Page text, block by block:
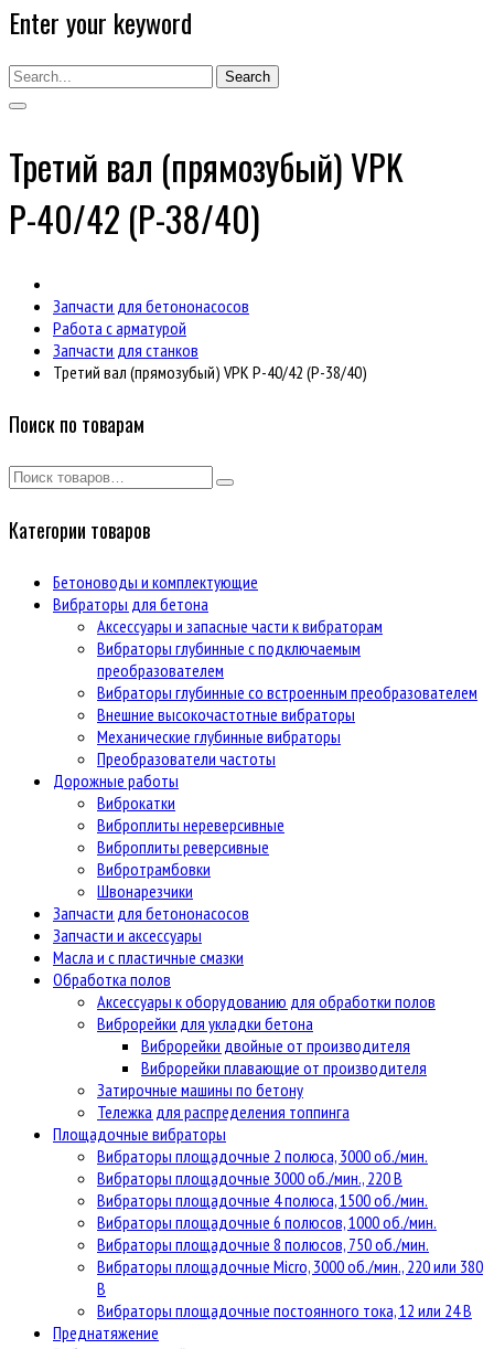
Enter your keyword
Search
Третий вал (прямозубый) VPK
Р-40/42 (Р-38/40)
Запчасти для бетононасосов
Работа с арматурой
Запчасти для станков
Третий вал (прямозубый) VPK Р-40/42 (Р-38/40)
Поиск по товарам
Категории товаров
Бетоноводы и комплектующие
Вибраторы для бетона
Аксессуары и запасные части к вибраторам
Вибраторы глубинные с подключаемым
преобразователем
Вибраторы глубинные со встроенным преобразователем
Внешние высокочастотные вибраторы
Механические глубинные вибраторы
Преобразователи частоты
Дорожные работы
Виброкатки
Виброплиты нереверсивные
Виброплиты реверсивные
Вибротрамбовки
Швонарезчики
Запчасти для бетононасосов
Запчасти и аксессуары
Масла и с пластичные смазки
Обработка полов
Аксессуары к оборудованию для обработки полов
Виброрейки для укладки бетона
Виброрейки двойные от производителя
Виброрейки плавающие от производителя
Затирочные машины по бетону
Тележка для распределения топпинга
Площадочные вибраторы
Вибраторы площадочные 2 полюса, 3000 об./мин.
Вибраторы площадочные 3000 об./мин., 220 В
Вибраторы площадочные 4 полюса, 1500 об./мин.
Вибраторы площадочные 6 полюсов, 1000 об./мин.
Вибраторы площадочные 8 полюсов, 750 об./мин.
Вибраторы площадочные Micro, 3000 об./мин., 220 или 380
В
Вибраторы площадочные постоянного тока, 12 или 24 В
Преднатяжение